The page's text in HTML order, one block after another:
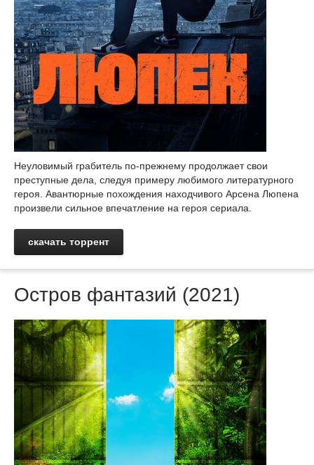
Неуловимый грабитель по-прежнему продолжает свои
преступные дела, следуя примеру любимого литературного
героя. Авантюрные похождения находчивого Арсена Люпена
произвели сильное впечатление на героя сериала.
скачать торрент
Остров фантазий (2021)